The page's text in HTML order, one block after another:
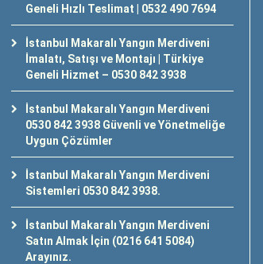
Geneli Hızlı Teslimat | 0532 490 7694
İstanbul Makaralı Yangın Merdiveni
İmalatı, Satışı ve Montajı | Türkiye
Geneli Hizmet – 0530 842 3938
İstanbul Makaralı Yangın Merdiveni
0530 842 3938 Güvenli ve Yönetmeliğe
Uygun Çözümler
İstanbul Makaralı Yangın Merdiveni
Sistemleri 0530 842 3938.
İstanbul Makaralı Yangın Merdiveni
Satın Almak İçin (0216 641 5084)
Arayınız.